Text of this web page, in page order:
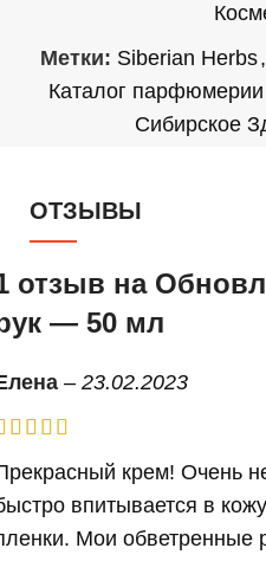
Метки: Siberian Herbs,
Каталог парфюмерии
Сибирское
ОТЗЫВЫ
отзыв на
— 50 мл
– 23.02.2023
крем! Очень
впитывается в
Мои обветренные